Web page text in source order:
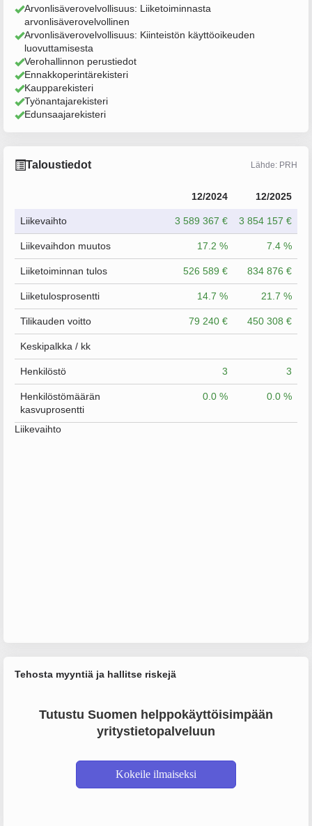
Arvonlisäverovelvollisuus: Liiketoiminnasta
arvonlisäverovelvollinen
Arvonlisäverovelvollisuus: Kiinteistön käyttöoikeuden
luovuttamisesta
Verohallinnon perustiedot
Ennakkoperintärekisteri
Kaupparekisteri
Työnantajarekisteri
Edunsaajarekisteri
Taloustiedot Lähde: PRH
12/2024 12/2025
Liikevaihto 3 589 367 € 3 854 157 €
Liikevaihdon muutos 17.2 % 7.4 %
Liiketoiminnan tulos 526 589 € 834 876 €
Liiketulosprosentti 14.7 % 21.7 %
Tilikauden voitto 79 240 € 450 308 €
Keskipalkka / kk
Henkilöstö 3 3
Henkilöstömäärän
kasvuprosentti
0.0 % 0.0 %
Liikevaihto
Tehosta myyntiä ja hallitse riskejä
Tutustu Suomen helppokäyttöisimpään
yritystietopalveluun
Kokeile ilmaiseksi